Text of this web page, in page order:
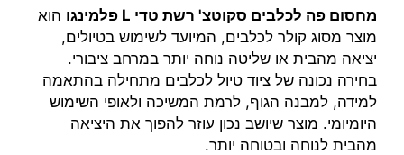
מחסום פה לכלבים סקוטצ' רשת טדי L פלמינגו
הוא
מוצר מסוג קולר לכלבים, המיועד לשימוש בטיולים,
יציאה מהבית או שליטה נוחה יותר במרחב ציבורי.
בחירה נכונה של ציוד טיול לכלבים מתחילה בהתאמה
למידה, למבנה הגוף, לרמת המשיכה ולאופי השימוש
היומיומי. מוצר שיושב נכון עוזר להפוך את היציאה
מהבית לנוחה ובטוחה יותר.